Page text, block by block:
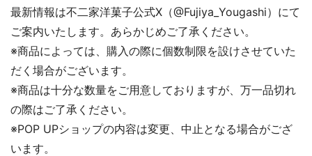
最新情報は不二家洋菓子公式X（@Fujiya_Yougashi）にて
ご案内いたします。あらかじめご了承ください。
※商品によっては、購入の際に個数制限を設けさせていた
だく場合がございます。
※商品は十分な数量をご用意しておりますが、万一品切れ
の際はご了承ください。
※POP UPショップの内容は変更、中止となる場合がござ
います。